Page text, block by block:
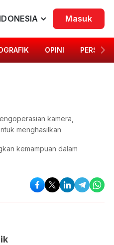
Masuk
OPINI PERSONA
kamera,
menghasilkan
kemampuan dalam